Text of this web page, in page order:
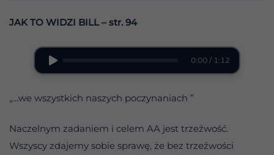
JAK TO WIDZI BILL – str. 94
0:00 / 1:12
„…we wszystkich naszych poczynaniach ”
Naczelnym zadaniem i celem AA jest trzeźwość.
Wszyscy zdajemy sobie sprawę, że bez trzeźwości